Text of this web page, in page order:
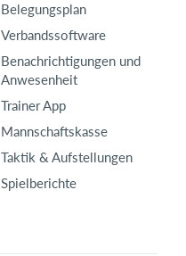
Belegungsplan
Verbandssoftware
Benachrichtigungen und
Anwesenheit
Trainer App
Mannschaftskasse
Taktik & Aufstellungen
Spielberichte